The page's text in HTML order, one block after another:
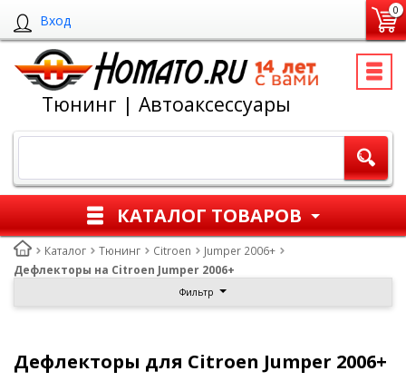
Вход
0
Тюнинг | Автоаксессуары
КАТАЛОГ ТОВАРОВ
Каталог Тюнинг Citroen
Jumper 2006+
Дефлекторы на Citroen Jumper 2006+
Фильтр
Дефлекторы для Citroen Jumper 2006+